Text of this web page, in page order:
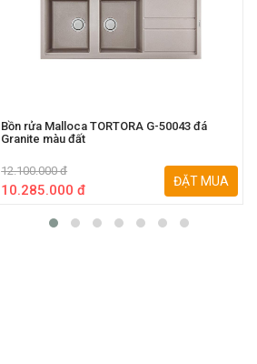
Bồn rửa Malloca TORTORA G-50043 đá
Granite màu đất
12.100.000 đ
10.285.000 đ
ĐẶT MUA